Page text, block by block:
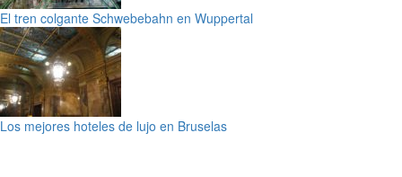
El tren colgante Schwebebahn en Wuppertal
Los mejores hoteles de lujo en Bruselas